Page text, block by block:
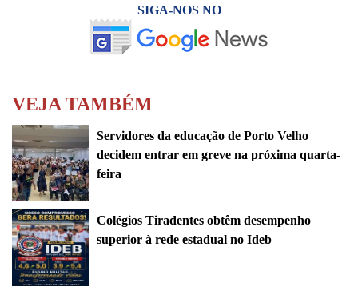
SIGA-NOS NO
VEJA TAMBÉM
Servidores da educação de Porto Velho
decidem entrar em greve na próxima quarta-
feira
Colégios Tiradentes obtêm desempenho
superior à rede estadual no Ideb